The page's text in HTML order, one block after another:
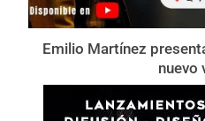
Emilio Martínez
nuevo